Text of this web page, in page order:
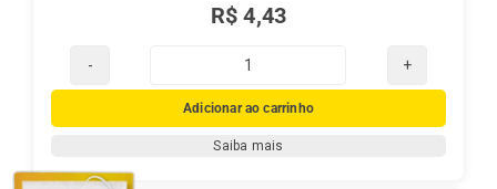
R$ 4,43
Chá
Real
Melissa
Adicionar ao carrinho
Saiba mais